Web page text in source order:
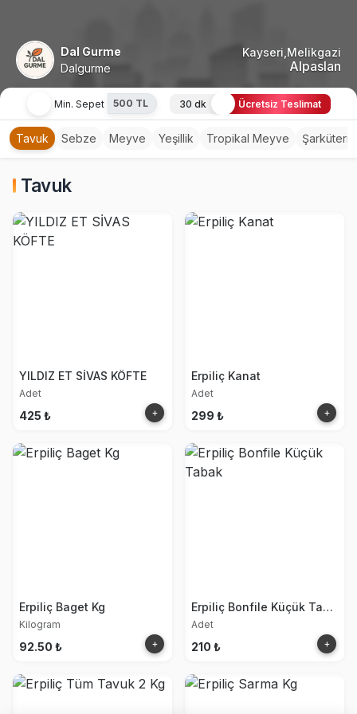
Dal Gurme
Dalgurme
Kayseri,Melikgazi
Alpaslan
Min. Sepet 500 TL 30 dk Ücretsiz Teslimat
Tavuk Sebze Meyve Yeşillik Tropikal Meyve Şarküteri
Tavuk
YILDIZ ET SİVAS KÖFTE
Adet
425 ₺ +
Erpiliç Kanat
Adet
299 ₺ +
Erpiliç Baget Kg
Kilogram
92.50 ₺ +
Erpiliç Bonfile Küçük Tabak
Adet
210 ₺ +